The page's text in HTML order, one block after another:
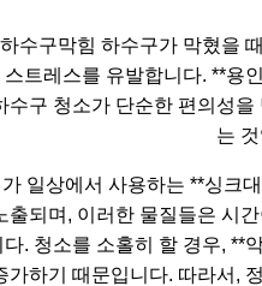
수구막힘 하수구가 막혔을
스트레스를 유발합니다. **용
수구 청소가 단순한 편의성
는
일상에서 사용하는 **싱크
출되며, 이러한 물질들은 시
다. 청소를 소홀히 할 경우, **
가하기 때문입니다. 따라서,